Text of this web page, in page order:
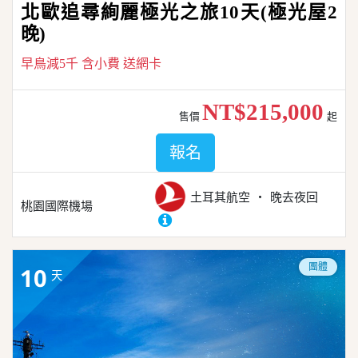
北歐追尋絢麗極光之旅10天(極光屋2
晚)
早鳥減5千 含小費 送網卡
桃園國際機場
土耳其航空 晚去夜回
售價 NT$215,000 起
報名
10 天
團體